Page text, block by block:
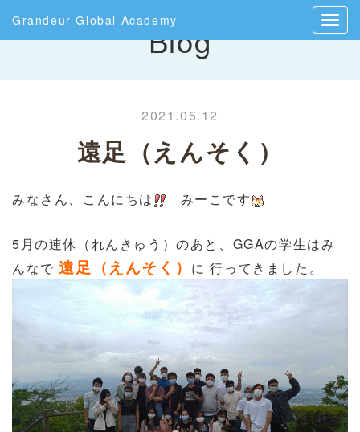
Grandeur Global AcademyBlog
2021.05.12
遠足（えんそく）
みなさん、こんにちは みーこです
5月の連休（れんきゅう）のあと、GGAの学生はみ
んなで遠足（えんそく） に 行ってきました。